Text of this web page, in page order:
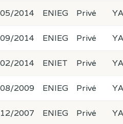
2014 ENIEG Privé
2014 ENIEG Privé
2014 ENIET Privé
2009 ENIEG Privé
2007 ENIEG Privé